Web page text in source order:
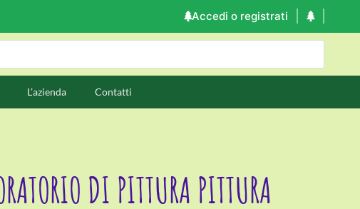
Accedi o registrati
L’azienda Contatti
DI PITTURA PITTURA